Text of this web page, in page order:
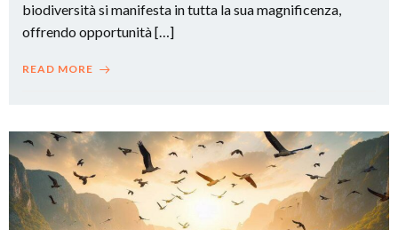
biodiversità si manifesta in tutta la sua magnificenza,
offrendo opportunità […]
READ MORE